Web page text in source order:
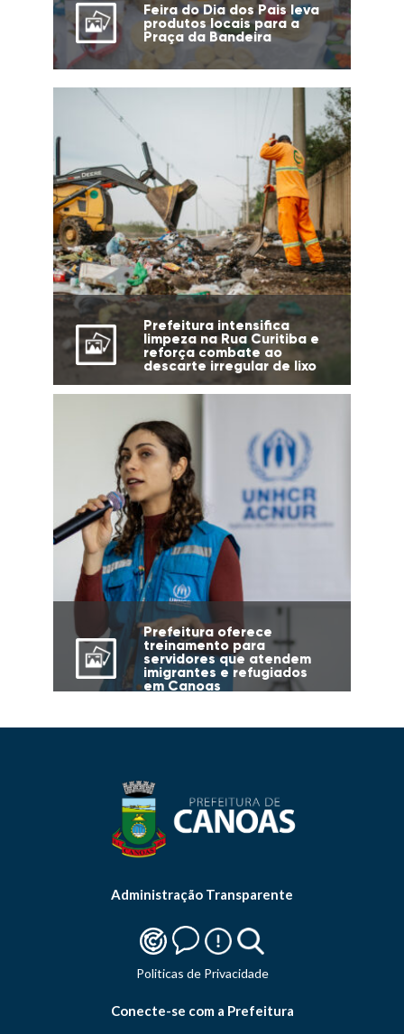
Feira do Dia dos Pais leva
produtos locais para a
Praça da Bandeira
Prefeitura intensifica
limpeza na Rua Curitiba e
reforça combate ao
descarte irregular de lixo
Prefeitura oferece
treinamento para
servidores que atendem
imigrantes e refugiados
em Canoas
Administração Transparente
Politicas de Privacidade
Conecte-se com a Prefeitura